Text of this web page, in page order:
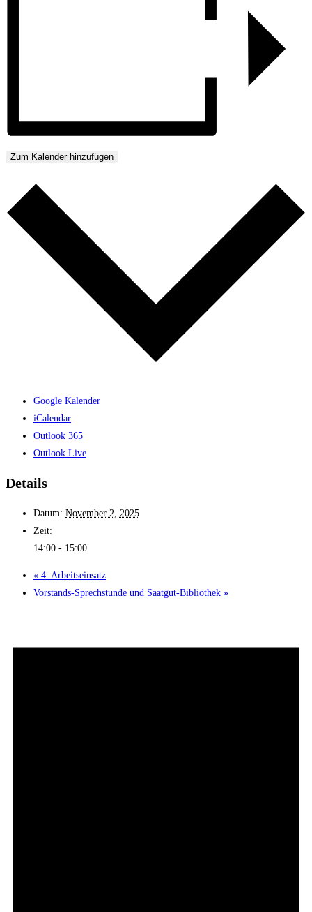
Zum Kalender hinzufügen
Google Kalender
iCalendar
Outlook 365
Outlook Live
Details
Datum: November 2, 2025
Zeit:
14:00 - 15:00
« 4. Arbeitseinsatz
Vorstands-Sprechstunde und Saatgut-Bibliothek »